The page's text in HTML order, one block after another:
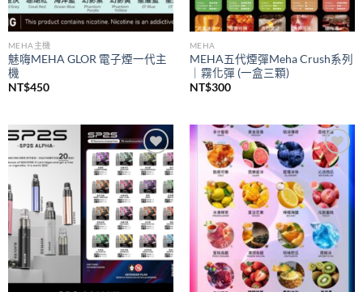
MEHA主機
魅嗨MEHA GLOR 電子煙一代主
機
NT$450
MEHA
MEHA五代煙彈Meha Crush系列
｜霧化彈 (一盒三顆)
NT$300
Add to
wishlist
Add to
wishlist